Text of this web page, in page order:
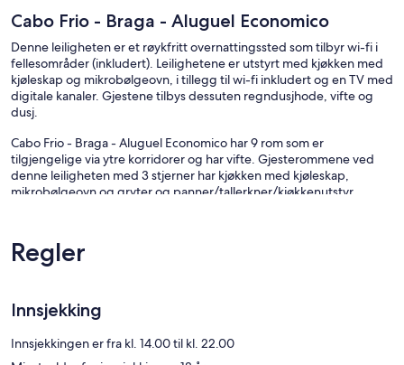
Cabo Frio - Braga - Aluguel Economico
Denne leiligheten er et røykfritt overnattingssted som tilbyr wi-fi i
fellesområder (inkludert). Leilighetene er utstyrt med kjøkken med
kjøleskap og mikrobølgeovn, i tillegg til wi-fi inkludert og en TV med
digitale kanaler. Gjestene tilbys dessuten regndusjhode, vifte og
dusj.
Cabo Frio - Braga - Aluguel Economico har 9 rom som er
tilgjengelige via ytre korridorer og har vifte. Gjesterommene ved
denne leiligheten med 3 stjerner har kjøkken med kjøleskap,
mikrobølgeovn og gryter og panner/tallerkner/kjøkkenutstyr.
prisen. Digital-TV er tilgjengelig.
Regler
Innsjekking
Innsjekkingen er fra kl. 14.00 til kl. 22.00